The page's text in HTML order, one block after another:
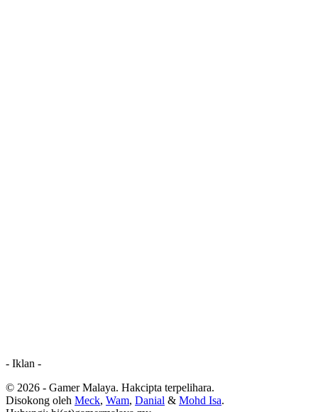
- Iklan -
© 2026 - Gamer Malaya. Hakcipta terpelihara.
Disokong oleh Meck, Wam, Danial & Mohd Isa.